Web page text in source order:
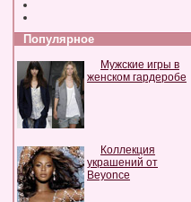
Популярное
Мужские игры в
женском гардеробе
Коллекция
украшений от
Beyonce